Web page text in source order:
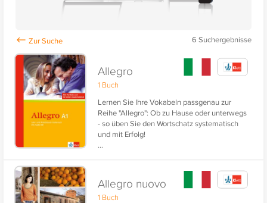
6 Suchergebnisse
Allegro
1 Buch
Lernen Sie Ihre Vokabeln passgenau zur
Reihe "Allegro": Ob zu Hause oder unterwegs
- so üben Sie den Wortschatz systematisch
und mit Erfolg!
...
Allegro nuovo
1 Buch